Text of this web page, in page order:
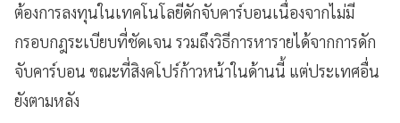
ต้องการลงทุนในเทคโนโลยีดักจับคาร์บอนเนื่องจากไม่มี
กรอบกฎระเบียบที่ชัดเจน รวมถึงวิธีการหารายได้จากการดัก
จับคาร์บอน ขณะที่สิงคโปร์ก้าวหน้าในด้านนี้ แต่ประเทศอื่น
ยังตามหลัง